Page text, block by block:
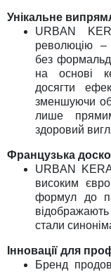
Унікальне
URBAN
революцію –
без
на основі
досягти
зменшуючи
лише
здоровий
Французька
URBAN
високим
формул до
стали
Інновації для
Бренд